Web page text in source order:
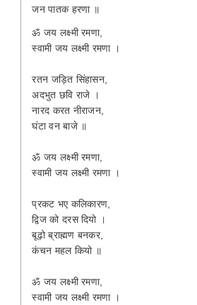
जन पातक हरणा ॥
ॐ जय लक्ष्मी रमणा,
स्वामी जय लक्ष्मी रमणा ।
रतन जड़ित सिंहासन,
अदभुत छवि राजे ।
नारद करत नीराजन,
घंटा वन बाजे ॥
ॐ जय लक्ष्मी रमणा,
स्वामी जय लक्ष्मी रमणा ।
प्रकट भए कलिकारण,
द्विज को दरस दियो ।
बूढ़ो ब्राह्मण बनकर,
कंचन महल कियो ॥
ॐ जय लक्ष्मी रमणा,
स्वामी जय लक्ष्मी रमणा ।